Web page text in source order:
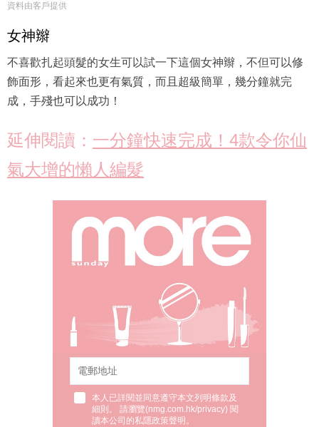
資料由客戶提供
女神辮
不喜歡扎起頭髮的女生可以試一下這個女神辮，不但可以修
飾面形，看起來也更有氣質，而且超級簡單，幾分鐘就完
成，手殘也可以成功！
延伸閱讀： 一分鐘快速完成！4款令你仙
氣大增的懶人編髮
本人已詳閱並同意遵守本文列明條款及
細則。 請瀏覽(nmg.com.hk/privacy) 閱
讀本公司的私隱政策聲明。